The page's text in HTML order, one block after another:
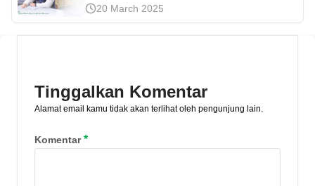
Pegadaian Future Leaders Program
20 March 2025
Tinggalkan Komentar
Alamat email kamu tidak akan terlihat oleh pengunjung lain.
Komentar*